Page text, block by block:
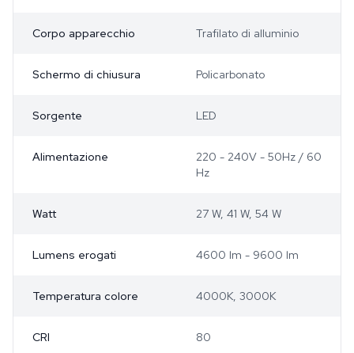
Corpo apparecchio Trafilato di alluminio
Schermo di chiusura Policarbonato
Sorgente LED
Alimentazione
220 - 240V - 50Hz / 60
Hz
Watt 27 W, 41 W, 54 W
Lumens erogati 4600 lm - 9600 lm
Temperatura colore 4000K, 3000K
CRI 80